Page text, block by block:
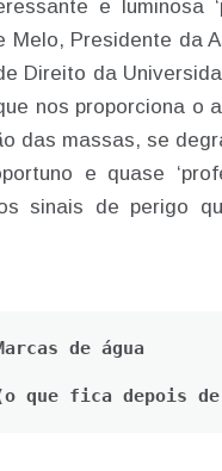
e luminosa
Melo, Presidente da
Direito da
que nos proporciona
das massas, se
e quase
sinais de perigo
de água
que fica depois